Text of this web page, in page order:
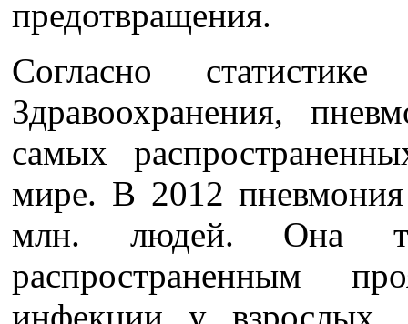
предотвращения.
Согласно
Здравоохранения,
самых
мире. В 2012
млн. людей. Она
распространенным
инфекции у